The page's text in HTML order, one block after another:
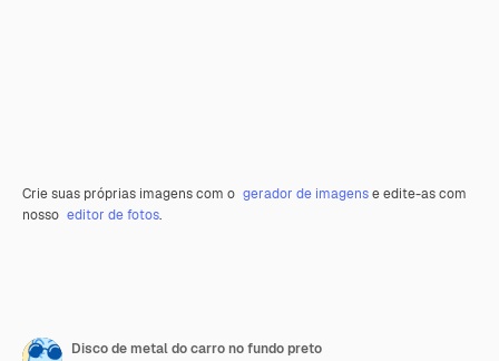
Crie suas próprias imagens com o gerador de imagense edite-as com
nosso editor de fotos.
Disco de metal do carro no fundo preto